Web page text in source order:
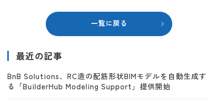
一覧に戻る
最近の記事
BnB Solutions、RC造の配筋形状BIMモデルを自動生成す
る「BuilderHub Modeling Support」提供開始